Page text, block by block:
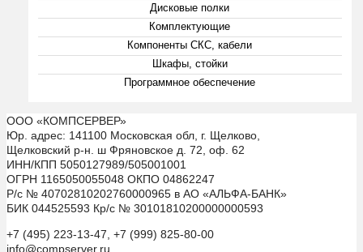
Дисковые полки
Комплектующие
Компоненты СКС, кабели
Шкафы, стойки
Программное обеспечение
ООО «КОМПСЕРВЕР»
Юр. адрес: 141100 Московская обл, г. Щелково,
Щелковский р-н. ш Фряновское д. 72, оф. 62
ИНН/КПП 5050127989/505001001
ОГРН 1165050055048 ОКПО 04862247
Р/с № 40702810202760000965 в АО «АЛЬФА-БАНК»
БИК 044525593 Кр/с № 30101810200000000593
+7 (495) 223-13-47, +7 (999) 825-80-00
info@compserver.ru